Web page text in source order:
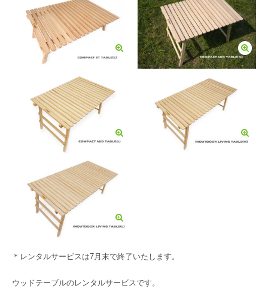
＊レンタルサービスは7月末で終了いたします。
ウッドテーブルのレンタルサービスです。